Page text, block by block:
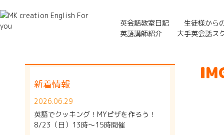
英会話教室日記
生徒様から
英語講師紹介
大手英会話ス
新着情報
2026.06.29
英語でクッキング！MYピザを作ろう！
8/23（日）13時～15時開催